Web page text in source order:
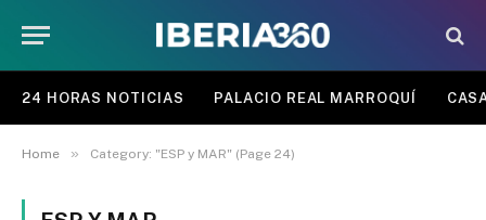
24 HORAS NOTICIAS PALACIO REAL MARROQUÍ
Home » Category: "ESP y MAR" (Page 24)